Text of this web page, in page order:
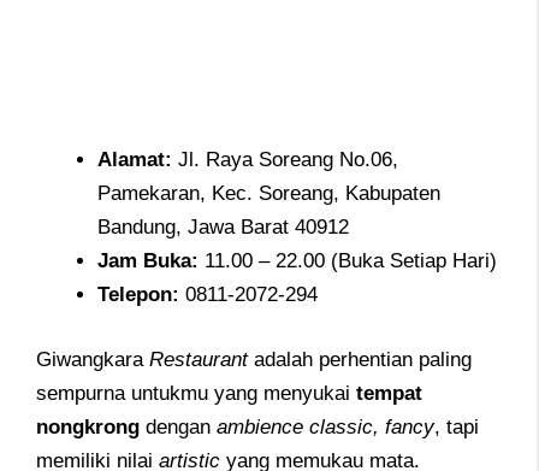
Alamat: Jl. Raya Soreang No.06,
Pamekaran, Kec. Soreang, Kabupaten
Bandung, Jawa Barat 40912
Jam Buka: 11.00 – 22.00 (Buka Setiap Hari)
Telepon: 0811-2072-294
Giwangkara Restaurantadalah perhentian paling
sempurna untukmu yang menyukai tempat
nongkrong dengan ambience classic, fancy, tapi
memiliki nilai artistic yang memukau mata.